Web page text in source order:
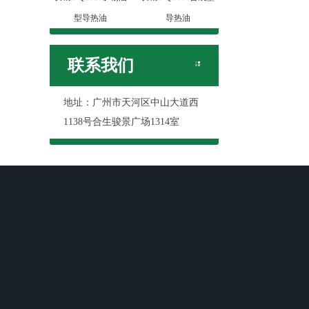
型导热油 导热油
联系我们
地址：广州市天河区中山大道西
1138号合生骏景广场1314室